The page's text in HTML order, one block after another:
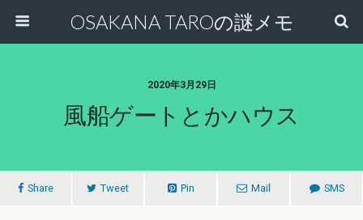
OSAKANA TAROの謎メモ
2020年3月29日
風船ゲートとかハウス
Share Tweet Pin Mail SMS